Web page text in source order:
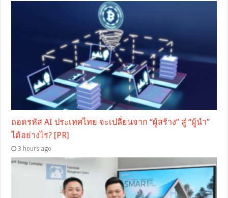
ถอดรหัส AI ประเทศไทย จะเปลี่ยนจาก “ผู้สร้าง” สู่ “ผู้นำ”
ได้อย่างไร? [PR]
3 hours ago